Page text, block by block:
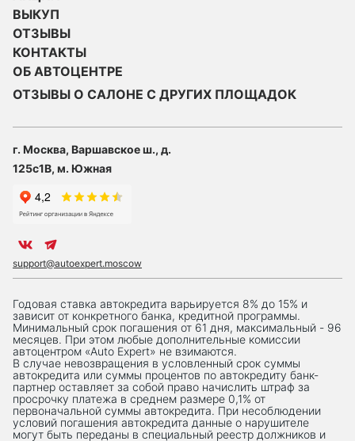
ВЫКУП
ОТЗЫВЫ
КОНТАКТЫ
ОБ АВТОЦЕНТРЕ
ОТЗЫВЫ О САЛОНЕ С ДРУГИХ ПЛОЩАДОК
г. Москва, Варшавское ш., д.
125с1В, м. Южная
support@autoexpert.moscow
Годовая ставка автокредита варьируется 8% до 15% и
зависит от конкретного банка, кредитной программы.
Минимальный срок погашения от 61 дня, максимальный - 96
месяцев. При этом любые дополнительные комиссии
автоцентром «Auto Expert» не взимаются.
В случае невозвращения в условленный срок суммы
автокредита или суммы процентов по автокредиту банк-
партнер оставляет за собой право начислить штраф за
просрочку платежа в среднем размере 0,1% от
первоначальной суммы автокредита. При несоблюдении
условий погашения автокредита данные о нарушителе
могут быть переданы в специальный реестр должников и